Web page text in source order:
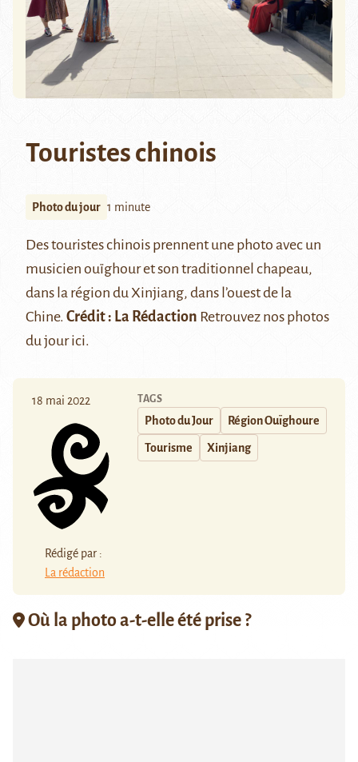
Touristes chinois
Photo du jour 1 minute
Des touristes chinois prennent une photo avec un
musicien ouïghour et son traditionnel chapeau,
dans la région duXinjiang, dans l’ouest de la
Chine. Crédit : La Rédaction Retrouvez nos photos
du jourici.
18 mai 2022
Rédigé par :
La rédaction
TAGS
Photo du Jour Région Ouïghoure
Tourisme Xinjiang
Où la photo a-t-elle été prise ?